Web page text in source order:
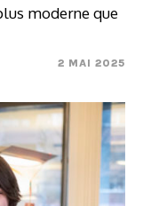
moderne que
2 MAI 2025